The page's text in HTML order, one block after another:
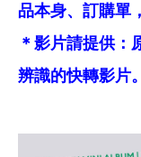
品本身、訂購單
＊影片請提供：
辨識的快轉影片。